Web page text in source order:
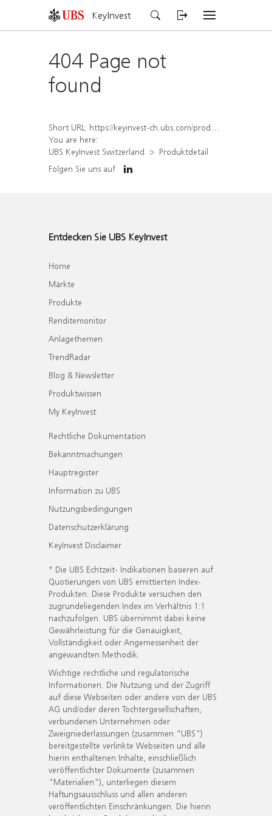
KeyInvest
404 Page not
found
Short URL: https://keyinvest-ch.ubs.com/produkt/detail/index/isin/CH1569456952
You are here:
UBS KeyInvest Switzerland
Produktdetail
Folgen Sie uns auf
Entdecken Sie UBS KeyInvest
Home
Märkte
Produkte
Renditemonitor
Anlagethemen
TrendRadar
Blog & Newsletter
Produktwissen
My KeyInvest
Rechtliche Dokumentation
Bekanntmachungen
Hauptregister
Information zu UBS
Nutzungsbedingungen
Datenschutzerklärung
KeyInvest Disclaimer
* Die UBS Echtzeit- Indikationen basieren auf
Quotierungen von UBS emittierten Index-
Produkten. Diese Produkte versuchen den
zugrundeliegenden Index im Verhältnis 1:1
nachzufolgen. UBS übernimmt dabei keine
Gewährleistung für die Genauigkeit,
Vollständigkeit oder Angemessenheit der
angewandten Methodik.
Wichtige rechtliche und regulatorische
Informationen. Die Nutzung und der Zugriff
auf diese Webseiten oder andere von der UBS
AG und/oder deren Tochtergesellschaften,
verbundenen Unternehmen oder
Zweigniederlassungen (zusammen "UBS")
bereitgestellte verlinkte Webseiten und alle
hierin enthaltenen Inhalte, einschließlich
veröffentlichter Dokumente (zusammen
"Materialien"), unterliegen diesem
Haftungsausschluss und allen anderen
veröffentlichten Einschränkungen. Die hierin